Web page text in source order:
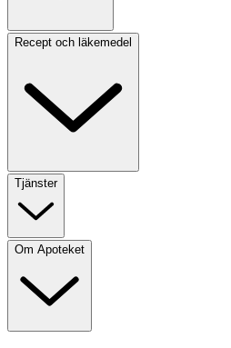
Recept och läkemedel
Tjänster
Om Apoteket